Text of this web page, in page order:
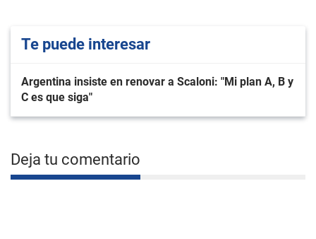
Te puede interesar
Argentina insiste en renovar a Scaloni: "Mi plan A, B y
C es que siga"
Deja tu comentario